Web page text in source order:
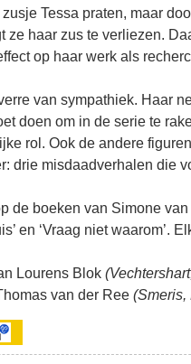
Tessa praten, maar
ze haar zus te verliezen.
op haar werk als
van sympathiek. Haar
doen om in de serie te
rol. Ook de andere
drie misdaadverhalen die
de boeken van Simone van
en ‘Vraag niet waarom’.
Lourens Blok
van der Ree (Smeris,